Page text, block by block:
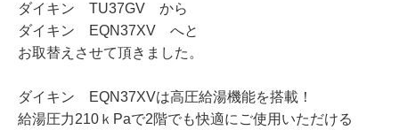
ダイキン TU37GV から
ダイキン EQN37XV へと
お取替えさせて頂きました。
ダイキン EQN37XVは高圧給湯機能を搭載！
給湯圧力210ｋPaで2階でも快適にご使用いただける